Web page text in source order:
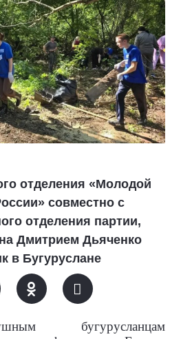
отделения «Молодой
совместно с
отделения партии,
Дмитрием Дьяченко
в Бугуруслане
бугурусланцам